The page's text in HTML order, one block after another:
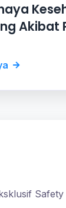
Akibat